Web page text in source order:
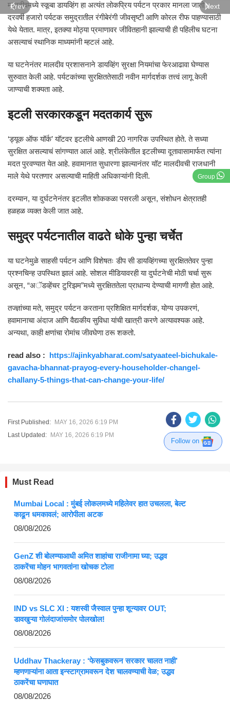
Group
मालदीवमध्ये स्कूबा डायव्हिंग हा अत्यंत लोकप्रिय पर्यटन प्रकार मानला जातो.
दरवर्षी हजारो पर्यटक समुद्रातील रंगीबेरंगी जीवसृष्टी आणि कोरल रीफ पाहण्यासाठी
येथे येतात. मात्र, इतक्या मोठ्या प्रमाणावर जीवितहानी झाल्याची ही पहिलीच घटना
असल्याचं स्थानिक माध्यमांनी म्हटलं आहे.
या घटनेनंतर मालदीव प्रशासनाने डायव्हिंग सुरक्षा नियमांचा फेरआढावा घेण्यास
सुरुवात केली आहे. पर्यटकांच्या सुरक्षिततेसाठी नवीन मार्गदर्शक तत्त्वं लागू केली
जाण्याची शक्यता आहे.
इटली सरकारकडून मदतकार्य सुरू
‘ड्यूक ऑफ यॉर्क’ यॉटवर इटलीचे आणखी 20 नागरिक उपस्थित होते. ते सध्या
सुरक्षित असल्याचं सांगण्यात आलं आहे. श्रीलंकेतील इटलीच्या दूतावासामार्फत त्यांना
मदत पुरवण्यात येत आहे. हवामानात सुधारणा झाल्यानंतर यॉट मालदीवची राजधानी
माले येथे परतणार असल्याची माहिती अधिकाऱ्यांनी दिली.
दरम्यान, या दुर्घटनेनंतर इटलीत शोककळा पसरली असून, संशोधन क्षेत्रातही
हळहळ व्यक्त केली जात आहे.
समुद्र पर्यटनातील वाढते धोके पुन्हा चर्चेत
या घटनेमुळे साहसी पर्यटन आणि विशेषतः डीप सी डायव्हिंगच्या सुरक्षिततेवर पुन्हा
प्रश्नचिन्ह उपस्थित झालं आहे. सोशल मीडियावरही या दुर्घटनेची मोठी चर्चा सुरू
असून, “अॅडव्हेंचर टुरिझम”मध्ये सुरक्षिततेला प्राधान्य देण्याची मागणी होत आहे.
तज्ज्ञांच्या मते, समुद्र पर्यटन करताना प्रशिक्षित मार्गदर्शक, योग्य उपकरणं,
हवामानाचा अंदाज आणि वैद्यकीय सुविधा यांची खात्री करणे अत्यावश्यक आहे.
अन्यथा, काही क्षणांचा रोमांच जीवघेणा ठरू शकतो.
read also : https://ajinkyabharat.com/satyaateel-bichukale-
gavacha-bhannat-prayog-every-householder-changel-
challany-5-things-that-can-change-your-life/
First Published: MAY 16, 2026 6:19 PM
Last Updated: MAY 16, 2026 6:19 PM
Follow on
Prev Next
Must Read
Mumbai Local : मुंबई लोकलमध्ये महिलेवर हात उचलला, बेल्ट
काढून धमकावलं; आरोपीला अटक
08/08/2026
GenZ शी बोलण्याआधी अमित शाहांचा राजीनामा घ्या; उद्धव
ठाकरेंचा मोहन भागवतांना खोचक टोला
08/08/2026
IND vs SLC XI : यशस्वी जैस्वाल पुन्हा शून्यावर OUT;
डावखुऱ्या गोलंदाजांसमोर पोलखोल!
08/08/2026
Uddhav Thackeray : ‘फेसबुकवरून सरकार चालत नाही’
म्हणणाऱ्यांना आता इन्स्टाग्रामवरून देश चालवण्याची वेळ; उद्धव
ठाकरेंचा घणाघात
08/08/2026